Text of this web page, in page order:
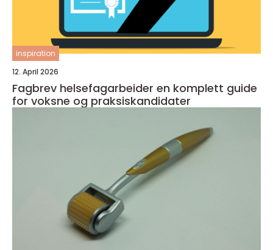
inspiration
12. April 2026
Fagbrev helsefagarbeider en komplett guide
for voksne og praksiskandidater